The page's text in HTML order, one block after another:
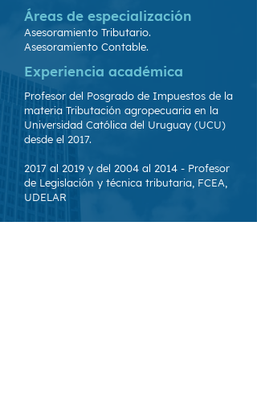
Áreas de especialización
Asesoramiento Tributario.
Asesoramiento Contable.
Experiencia académica
Profesor del Posgrado de Impuestos de la
materia Tributación agropecuaria en la
Universidad Católica del Uruguay (UCU)
desde el 2017.
2017 al 2019 y del 2004 al 2014 - Profesor
de Legislación y técnica tributaria, FCEA,
UDELAR
Docente de Tributaria II Universidad